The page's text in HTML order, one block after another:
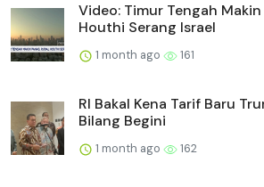
Video: Timur Tengah Makin
Houthi Serang Israel
1 month ago 161
RI Bakal Kena Tarif Baru
Bilang Begini
1 month ago 162